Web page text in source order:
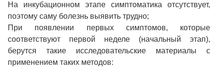
На инкубационном этапе симптоматика отсутствует,
поэтому саму болезнь выявить трудно;
При появлении первых симптомов, которые
соответствуют первой неделе (начальный этап),
берутся такие исследовательские материалы с
применением таких методов: